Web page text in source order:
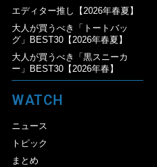
エディター推し【2026年春夏】
大人が買うべき「トートバッ
グ」BEST30【2026年春夏】
大人が買うべき「黒スニーカ
ー」BEST30【2026年春】
WATCH
ニュース
トピック
まとめ